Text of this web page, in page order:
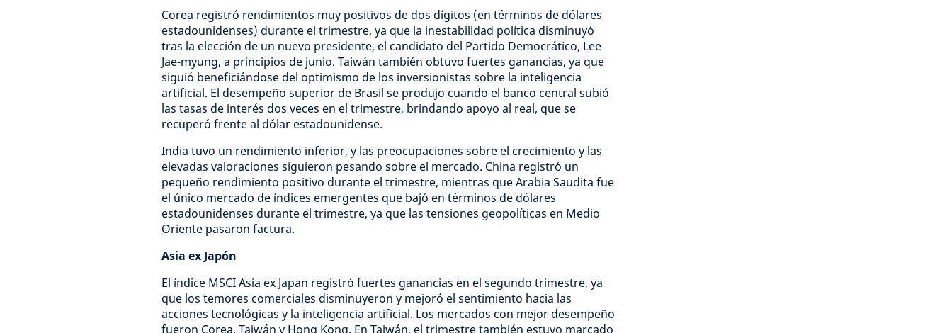
Corea registró rendimientos muy positivos de dos dígitos (en términos de dólares
estadounidenses) durante el trimestre, ya que la inestabilidad política disminuyó
tras la elección de un nuevo presidente, el candidato del Partido Democrático, Lee
Jae-myung, a principios de junio. Taiwán también obtuvo fuertes ganancias, ya que
siguió beneficiándose del optimismo de los inversionistas sobre la inteligencia
artificial. El desempeño superior de Brasil se produjo cuando el banco central subió
las tasas de interés dos veces en el trimestre, brindando apoyo al real, que se
recuperó frente al dólar estadounidense.
India tuvo un rendimiento inferior, y las preocupaciones sobre el crecimiento y las
elevadas valoraciones siguieron pesando sobre el mercado. China registró un
pequeño rendimiento positivo durante el trimestre, mientras que Arabia Saudita fue
el único mercado de índices emergentes que bajó en términos de dólares
estadounidenses durante el trimestre, ya que las tensiones geopolíticas en Medio
Oriente pasaron factura.
Asia ex Japón
El índice MSCI Asia ex Japan registró fuertes ganancias en el segundo trimestre, ya
que los temores comerciales disminuyeron y mejoró el sentimiento hacia las
acciones tecnológicas y la inteligencia artificial. Los mercados con mejor desempeño
fueron Corea, Taiwán y Hong Kong. En Taiwán, el trimestre también estuvo marcado